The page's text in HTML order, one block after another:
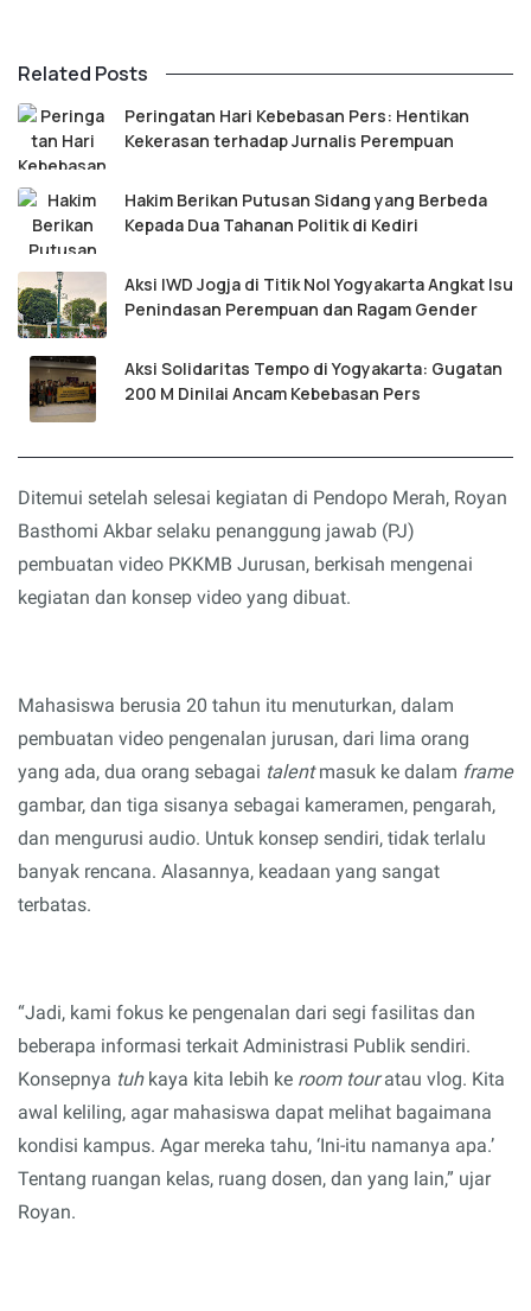
Related Posts
Peringatan Hari Kebebasan Pers: Hentikan
Kekerasan terhadap Jurnalis Perempuan
Hakim Berikan Putusan Sidang yang Berbeda
Kepada Dua Tahanan Politik di Kediri
Aksi IWD Jogja di Titik Nol Yogyakarta Angkat Isu
Penindasan Perempuan dan Ragam Gender
Aksi Solidaritas Tempo di Yogyakarta: Gugatan
200 M Dinilai Ancam Kebebasan Pers
Ditemui setelah selesai kegiatan di Pendopo Merah, Royan
Basthomi Akbar selaku penanggung jawab (PJ)
pembuatan video PKKMB Jurusan, berkisah mengenai
kegiatan dan konsep video yang dibuat.
Mahasiswa berusia 20 tahun itu menuturkan, dalam
pembuatan video pengenalan jurusan, dari lima orang
yang ada, dua orang sebagai talentmasuk ke dalam frame
gambar, dan tiga sisanya sebagai kameramen, pengarah,
dan mengurusi audio. Untuk konsep sendiri, tidak terlalu
banyak rencana. Alasannya, keadaan yang sangat
terbatas.
“Jadi, kami fokus ke pengenalan dari segi fasilitas dan
beberapa informasi terkait Administrasi Publik sendiri.
Konsepnya tuhkaya kita lebih ke room touratau vlog. Kita
awal keliling, agar mahasiswa dapat melihat bagaimana
kondisi kampus. Agar mereka tahu, ‘Ini-itu namanya apa.’
Tentang ruangan kelas, ruang dosen, dan yang lain,” ujar
Royan.